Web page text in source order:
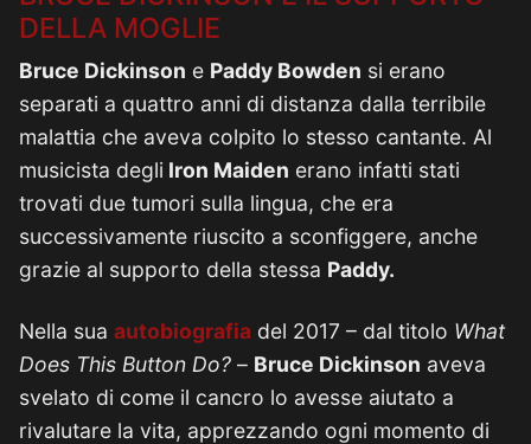
DELLA MOGLIE
Bruce Dickinson e Paddy Bowden si erano
separati a quattro anni di distanza dalla terribile
malattia che aveva colpito lo stesso cantante. Al
musicista degli Iron Maiden erano infatti stati
trovati due tumori sulla lingua, che era
successivamente riuscito a sconfiggere, anche
grazie al supporto della stessa Paddy.
Nella sua autobiografia del 2017 – dal titolo What
Does This Button Do? – Bruce Dickinson aveva
svelato di come il cancro lo avesse aiutato a
rivalutare la vita, apprezzando ogni momento di